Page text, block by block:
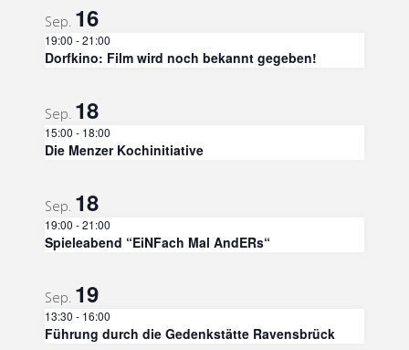
Sep. 16
19:00 -21:00
Dorfkino: Film wird noch bekannt gegeben!
Sep. 18
15:00 - 18:00
Die Menzer Kochinitiative
Sep. 18
19:00 -21:00
Spieleabend “EiNFach Mal AndERs“
Sep. 19
13:30 - 16:00
Führung durch die Gedenkstätte Ravensbrück